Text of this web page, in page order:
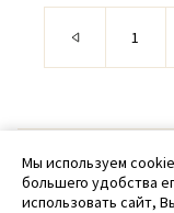
Мы используем
большего удобства
использовать сайт,